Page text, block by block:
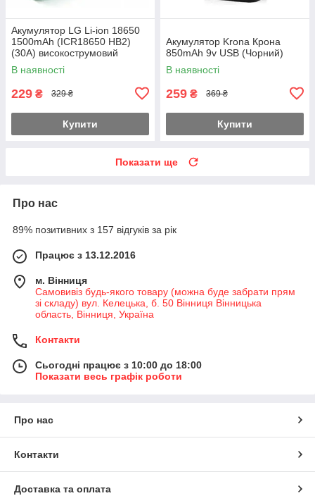
Акумулятор LG Li-ion 18650
1500mAh (ICR18650 HB2)
(30A) високострумовий
Зелений
В наявності
229 ₴ 329 ₴
Купити
Акумулятор Krona Крона
850mAh 9v USB (Чорний)
В наявності
259 ₴ 369 ₴
Купити
Показати ще
Про нас
89% позитивних з 157 відгуків за рік
Працює з 13.12.2016
м. Вінниця
Самовивіз будь-якого товару (можна буде забрати прям
зі складу) вул. Келецька, б. 50 Вінниця Вінницька
область, Вінниця, Україна
Контакти
Сьогодні працює з 10:00 до 18:00
Показати весь графік роботи
Про нас
Контакти
Доставка та оплата